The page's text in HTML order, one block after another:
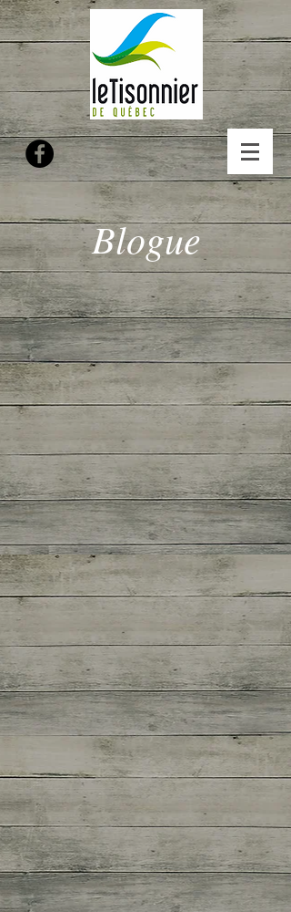
Blogue